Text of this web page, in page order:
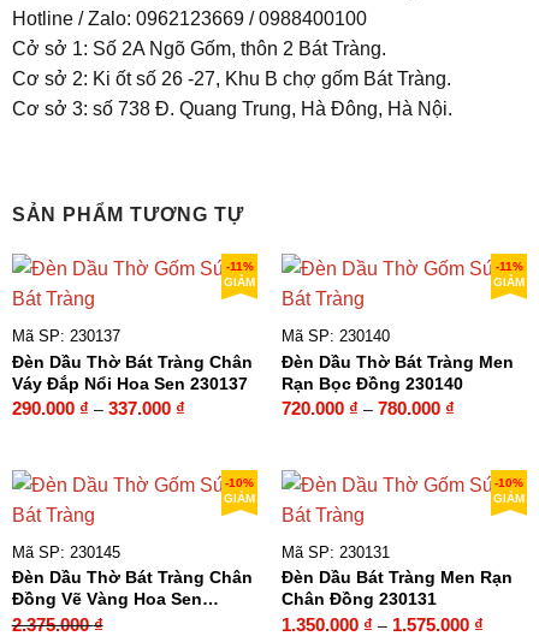
Hotline / Zalo: 0962123669 / 0988400100
Cở sở 1: Số 2A Ngõ Gốm, thôn 2 Bát Tràng.
Cơ sở 2: Ki ốt số 26 -27, Khu B chợ gốm Bát Tràng.
Cơ sở 3: số 738 Đ. Quang Trung, Hà Đông, Hà Nội.
SẢN PHẨM TƯƠNG TỰ
-11%
GIẢM
Mã SP: 230137
Đèn Dầu Thờ Bát Tràng Chân
Váy Đắp Nổi Hoa Sen 230137
290.000 ₫ – 337.000 ₫Khoảng
290.000 ₫
-11%
GIẢM
Mã SP: 230140
Đèn Dầu Thờ Bát Tràng Men
Rạn Bọc Đồng 230140
720.000 ₫ – 780.000 ₫Khoảng
720.000 ₫
-10%
GIẢM
Mã SP: 230145
Đèn Dầu Thờ Bát Tràng Chân
Đồng Vẽ Vàng Hoa Sen
230145
2.375.000₫
-10%
GIẢM
Mã SP: 230131
Đèn Dầu Bát Tràng Men Rạn
Chân Đồng 230131
1.350.000 ₫ – 1.575.000 ₫